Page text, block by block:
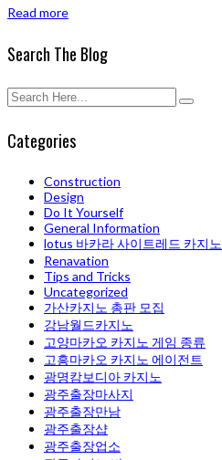
Read more
Search The Blog
Categories
Construction
Design
Do It Yourself
General Information
lotus 바카라 사이트레드 카지노
Renavation
Tips and Tricks
Uncategorized
가산카지노 총판 모집
강남월드카지노
고양마카오 카지노 게임 종류
고흥마카오 카지노 에이전트
광명캄보디아 카지노
광주출장마사지
광주출장만남
광주 출장샵
광주출장업소